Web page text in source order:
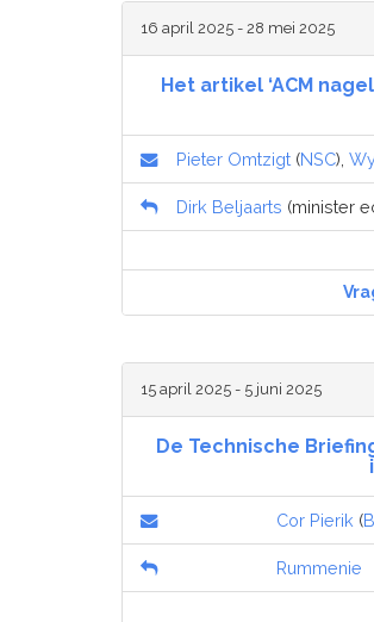
16 april 2025 - 28 mei 2025
Het artikel ‘ACM
Pieter Omtzigt (NSC),
Dirk Beljaarts (minister
15 april 2025 - 5 juni 2025
De Technische
Cor Pierik (
Rummenie